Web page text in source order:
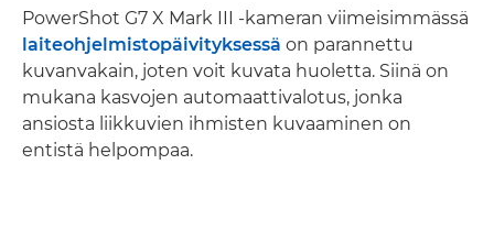
PowerShot G7 X Mark III -kameran viimeisimmässä
laiteohjelmistopäivityksessä on parannettu
kuvanvakain, joten voit kuvata huoletta. Siinä on
mukana kasvojen automaattivalotus, jonka
ansiosta liikkuvien ihmisten kuvaaminen on
entistä helpompaa.